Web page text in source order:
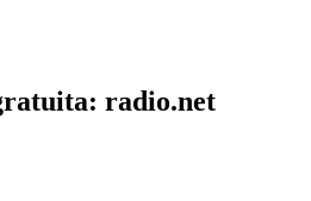
radio.net